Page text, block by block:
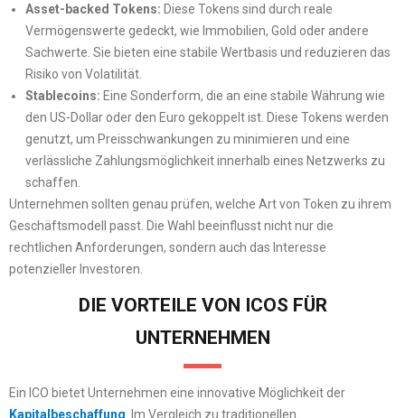
Asset-backed Tokens: Diese Tokens sind durch reale
Vermögenswerte gedeckt, wie Immobilien, Gold oder andere
Sachwerte. Sie bieten eine stabile Wertbasis und reduzieren das
Risiko von Volatilität.
Stablecoins: Eine Sonderform, die an eine stabile Währung wie
den US-Dollar oder den Euro gekoppelt ist. Diese Tokens werden
genutzt, um Preisschwankungen zu minimieren und eine
verlässliche Zahlungsmöglichkeit innerhalb eines Netzwerks zu
schaffen.
Unternehmen sollten genau prüfen, welche Art von Token zu ihrem
Geschäftsmodell passt. Die Wahl beeinflusst nicht nur die
rechtlichen Anforderungen, sondern auch das Interesse
potenzieller Investoren.
DIE VORTEILE VON ICOS FÜR
UNTERNEHMEN
Ein ICO bietet Unternehmen eine innovative Möglichkeit der
Kapitalbeschaffung . Im Vergleich zu traditionellen